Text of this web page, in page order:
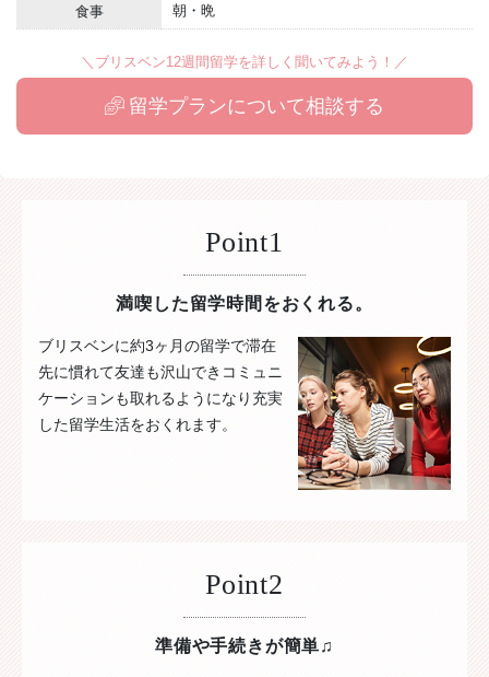
食事 朝・晩
＼ブリスベン12週間留学を詳しく聞いてみよう！／
留学プランについて相談する
Point1
満喫した留学時間をおくれる。
ブリスベンに約3ヶ月の留学で滞在
先に慣れて友達も沢山できコミュニ
ケーションも取れるようになり充実
した留学生活をおくれます。
Point2
準備や手続きが簡単♫